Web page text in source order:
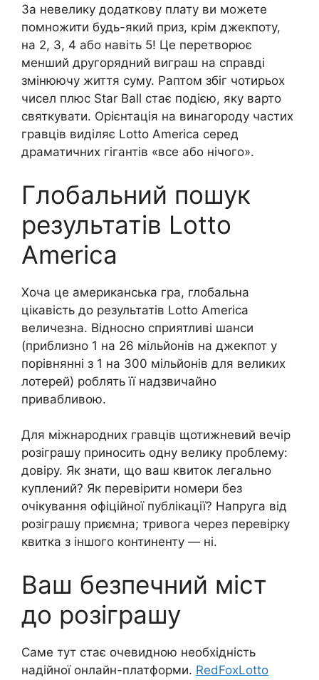
За невелику додаткову плату ви можете
помножити будь-який приз, крім джекпоту,
на 2, 3, 4 або навіть 5! Це перетворює
менший другорядний виграш на справді
змінюючу життя суму. Раптом збіг чотирьох
чисел плюс Star Ball стає подією, яку варто
святкувати. Орієнтація на винагороду частих
гравців виділяє Lotto America серед
драматичних гігантів «все або нічого».
Глобальний пошук
результатів Lotto
America
Хоча це американська гра, глобальна
цікавість до результатів Lotto America
величезна. Відносно сприятливі шанси
(приблизно 1 на 26 мільйонів на джекпот у
порівнянні з 1 на 300 мільйонів для великих
лотерей) роблять її надзвичайно
привабливою.
Для міжнародних гравців щотижневий вечір
розіграшу приносить одну велику проблему:
довіру. Як знати, що ваш квиток легально
куплений? Як перевірити номери без
очікування офіційної публікації? Напруга від
розіграшу приємна; тривога через перевірку
квитка з іншого континенту — ні.
Ваш безпечний міст
до розіграшу
Саме тут стає очевидною необхідність
надійної онлайн-платформи. RedFoxLotto